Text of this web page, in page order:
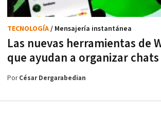
Las nuevas herramientas de
que ayudan a organizar
TECNOLOGÍA/ Mensajería instantánea
PorCésar Dergarabedian